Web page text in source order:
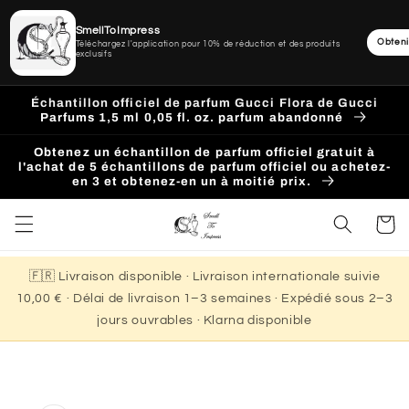
Ignorer
passer
au
Échantillon officiel de parfum Gucci Flora de Gucci
Parfums 1,5 ml 0,05 fl. oz. parfum abandonné
Obtenez un échantillon de parfum officiel gratuit à
l'achat de 5 échantillons de parfum officiel ou achetez-
en 3 et obtenez-en un à moitié prix.
Panier
🇫🇷 Livraison disponible · Livraison internationale suivie
10,00 € · Délai de livraison 1–3 semaines · Expédié sous 2–3
jours ouvrables · Klarna disponible
SmellToImpress
Téléchargez l'application pour 10% de réduction et des produits
exclusifs